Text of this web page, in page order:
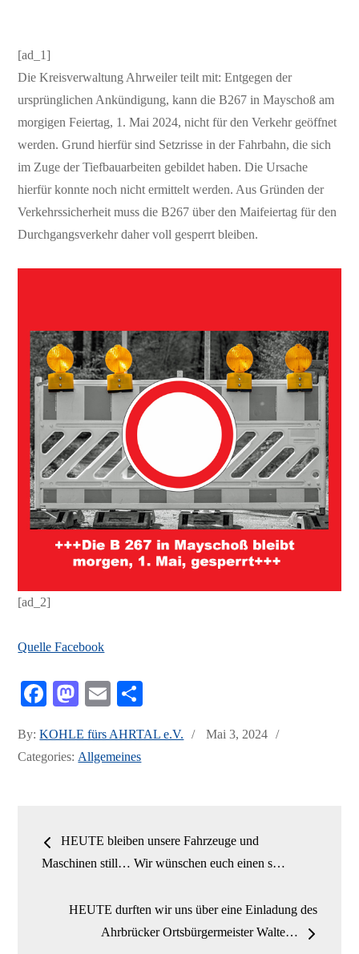
[ad_1]
Die Kreisverwaltung Ahrweiler teilt mit: Entgegen der
ursprünglichen Ankündigung, kann die B267 in Mayschoß am
morgigen Feiertag, 1. Mai 2024, nicht für den Verkehr geöffnet
werden. Grund hierfür sind Setzrisse in der Fahrbahn, die sich
im Zuge der Tiefbauarbeiten gebildet haben. Die Ursache
hierfür konnte noch nicht ermittelt werden. Aus Gründen der
Verkehrssicherheit muss die B267 über den Maifeiertag für den
Durchgangsverkehr daher voll gesperrt bleiben.
[ad_2]
Quelle Facebook
Fa
bo
ok
M
to
do
E
ail n
By:KOHLE fürs AHRTAL e.V.
Posted
Mai 3, 2024
Categories: Allgemeines
Beitrags-
Navigation
HEUTE bleiben unsere Fahrzeuge und
Maschinen still… Wir wünschen euch einen s…
HEUTE durften wir uns über eine Einladung des
Ahrbrücker Ortsbürgermeister Walte…